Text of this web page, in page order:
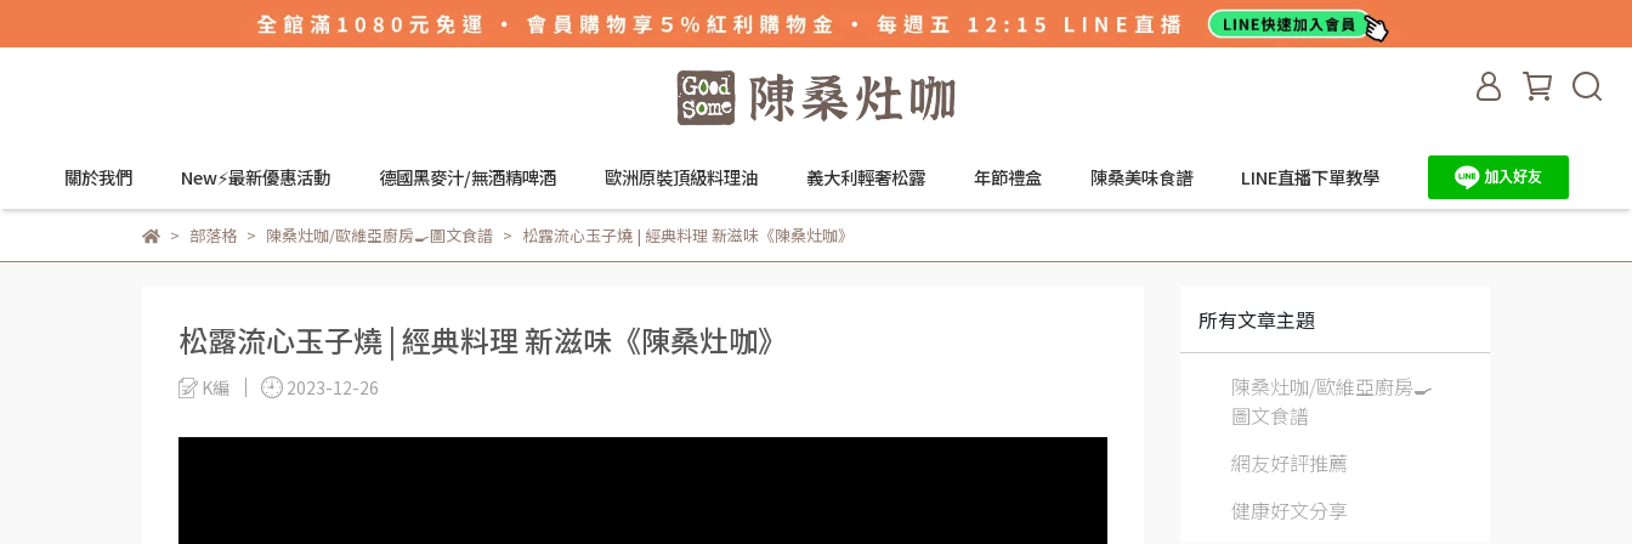
關於我們 New⚡最新優惠活動 德國黑麥汁/無酒精啤酒 歐洲原裝頂級料理油 義大利輕奢松露 年節禮盒 陳桑美味食譜 LINE直播下單教學
部落格 陳桑灶咖/歐維亞廚房🍳圖文食譜 松露流心玉子燒 | 經典料理 新滋味《陳桑灶咖》
松露流心玉子燒 | 經典料理 新滋味《陳桑灶咖》
K編 2023-12-26
所有文章主題
陳桑灶咖/歐維亞廚房🍳
圖文食譜
網友好評推薦
健康好文分享